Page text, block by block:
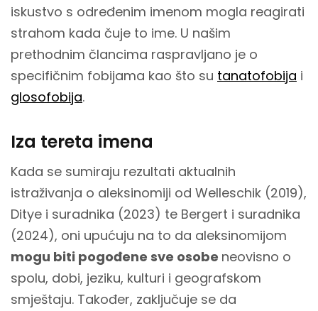
iskustvo s određenim imenom mogla reagirati
strahom kada čuje to ime. U našim
prethodnim člancima raspravljano je o
specifičnim fobijama kao što su tanatofobija i
glosofobija.
Iza tereta imena
Kada se sumiraju rezultati aktualnih
istraživanja o aleksinomiji od Welleschik (2019),
Ditye i suradnika (2023) te Bergert i suradnika
(2024), oni upućuju na to da aleksinomijom
mogu biti pogođene sve osobe neovisno o
spolu, dobi, jeziku, kulturi i geografskom
smještaju. Također, zaključuje se da